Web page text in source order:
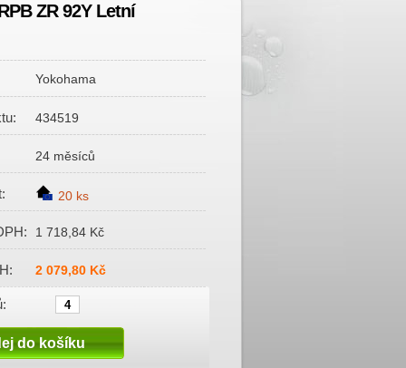
ZR 92Y Letní
Yokohama
434519
24 měsíců
20 ks
1 718,84 Kč
2 079,80 Kč